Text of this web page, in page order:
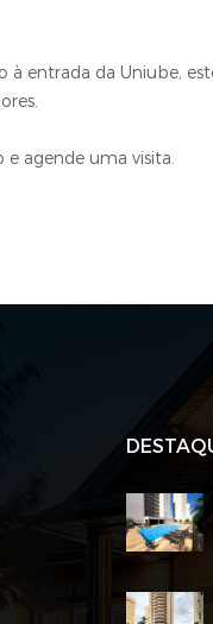
entrada da Uniube,
agende uma visita.